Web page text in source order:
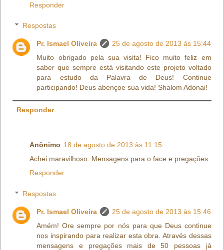
Responder
Respostas
Pr. Ismael Oliveira
25 de agosto de 2013 às 15:44
Muito obrigado pela sua visita! Fico muito feliz em
saber que sempre está visitando este projeto voltado
para estudo da Palavra de Deus! Continue
participando! Deus abençoe sua vida! Shalom Adonai!
Responder
Anônimo 18 de agosto de 2013 às 11:15
Achei maravilhoso. Mensagens para o face e pregações.
Responder
Respostas
Pr. Ismael Oliveira
25 de agosto de 2013 às 15:46
Amém! Ore sempre por nós para que Deus continue
nos inspirando para realizar esta obra. Através dessas
mensagens e pregações mais de 50 pessoas já